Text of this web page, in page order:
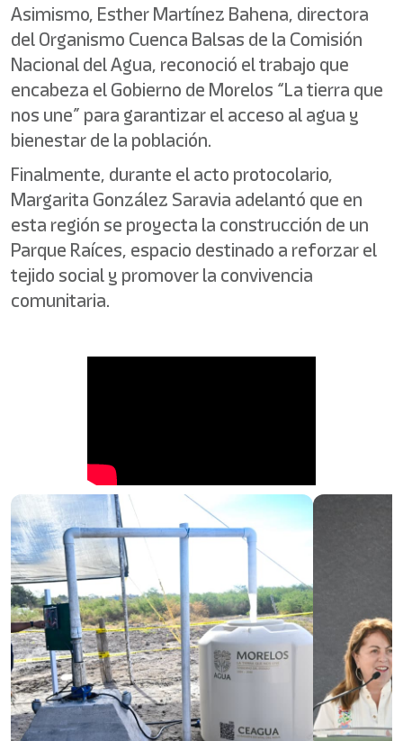
Asimismo, Esther Martínez Bahena, directora
del Organismo Cuenca Balsas de la Comisión
Nacional del Agua, reconoció el trabajo que
encabeza el Gobierno de Morelos “La tierra que
nos une” para garantizar el acceso al agua y
bienestar de la población.
Finalmente, durante el acto protocolario,
Margarita González Saravia adelantó que en
esta región se proyecta la construcción de un
Parque Raíces, espacio destinado a reforzar el
tejido social y promover la convivencia
comunitaria.